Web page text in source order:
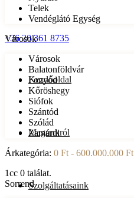
+36 20 361 8735
Kezdőoldal
Magunkról
Szolgáltatásaink
Telek
Vendéglátó Egység
Városok
Városok
Balatonföldvár
Fonyód
Kőröshegy
Siófok
Szántód
Szólád
Zamárdi
Árkategória: 0 Ft - 600.000.000 Ft
1cc 0 találat.
Sorrend